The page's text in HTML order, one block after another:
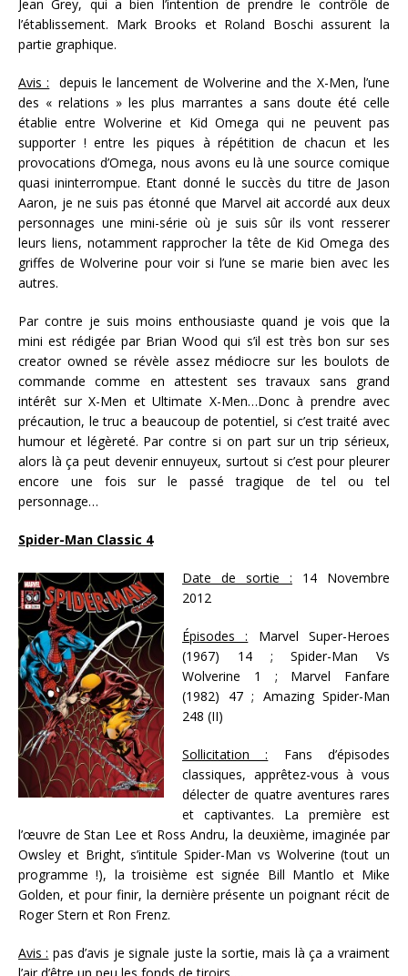
Jean Grey, qui a bien l’intention de prendre le contrôle de
l’établissement. Mark Brooks et Roland Boschi assurent la
partie graphique.
Avis : depuis le lancement de Wolverine and the X-Men, l’une
des « relations » les plus marrantes a sans doute été celle
établie entre Wolverine et Kid Omega qui ne peuvent pas
supporter ! entre les piques à répétition de chacun et les
provocations d’Omega, nous avons eu là une source comique
quasi ininterrompue. Etant donné le succès du titre de Jason
Aaron, je ne suis pas étonné que Marvel ait accordé aux deux
personnages une mini-série où je suis sûr ils vont resserer
leurs liens, notamment rapprocher la tête de Kid Omega des
griffes de Wolverine pour voir si l’une se marie bien avec les
autres.
Par contre je suis moins enthousiaste quand je vois que la
mini est rédigée par Brian Wood qui s’il est très bon sur ses
creator owned se révèle assez médiocre sur les boulots de
commande comme en attestent ses travaux sans grand
intérêt sur X-Men et Ultimate X-Men…Donc à prendre avec
précaution, le truc a beaucoup de potentiel, si c’est traité avec
humour et légèreté. Par contre si on part sur un trip sérieux,
alors là ça peut devenir ennuyeux, surtout si c’est pour pleurer
encore une fois sur le passé tragique de tel ou tel
personnage…
Spider-Man Classic 4
Date de sortie : 14 Novembre
2012
Épisodes : Marvel Super-Heroes
(1967) 14 ; Spider-Man Vs
Wolverine 1 ; Marvel Fanfare
(1982) 47 ; Amazing Spider-Man
248 (II)
Sollicitation : Fans d’épisodes
classiques, apprêtez-vous à vous
délecter de quatre aventures rares
et captivantes. La première est
l’œuvre de Stan Lee et Ross Andru, la deuxième, imaginée par
Owsley et Bright, s’intitule Spider-Man vs Wolverine (tout un
programme !), la troisième est signée Bill Mantlo et Mike
Golden, et pour finir, la dernière présente un poignant récit de
Roger Stern et Ron Frenz.
Avis : pas d’avis je signale juste la sortie, mais là ça a vraiment
l’air d’être un peu les fonds de tiroirs….